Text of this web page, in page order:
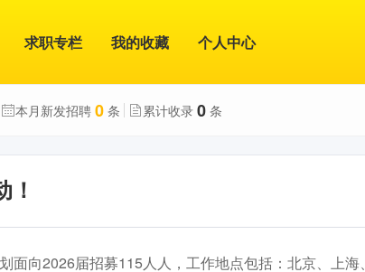
求职专栏 我的收藏 个人中心
本月新发招聘 0 条 累计收录 0 条
向2026届招募115人人，工作地点包括：北京、上海、